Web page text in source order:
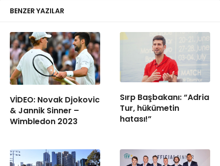
BENZER YAZILAR
VİDEO: Novak Djokovic
& Jannik Sinner –
Wimbledon 2023
Sırp Başbakanı: “Adria
Tur, hükümetin
hatası!”